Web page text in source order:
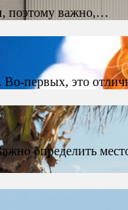
поэтому важно,…
Во-первых, это
определить